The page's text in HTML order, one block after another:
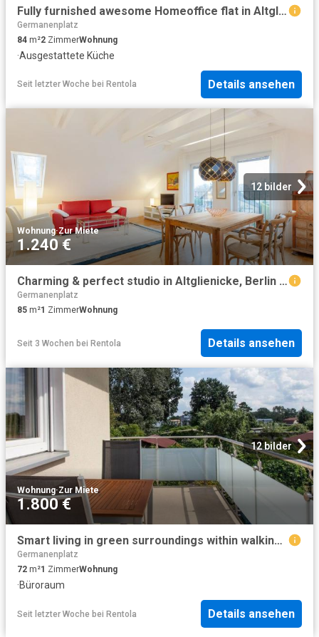
Fully furnished awesome Homeoffice flat in Altglienicke next to Station Grünau, Berlin Amsterdam Apartments for Rent
Germanenplatz
84 m²2 ZimmerWohnung
·Ausgestattete Küche
Seit letzter Woche bei Rentola Details ansehen
12 bilder
Wohnung·Zur Miete
1.240 €
Charming & perfect studio in Altglienicke, Berlin Amsterdam Apartments for Rent
Germanenplatz
85 m²1 ZimmerWohnung
Seit 3 Wochen bei Rentola Details ansehen
12 bilder
Wohnung·Zur Miete
1.800 €
Smart living in green surroundings within walking distance to Europe's largests technology park Adlershof, Berlin Amsterdam Apartments for Rent
Germanenplatz
72 m²1 ZimmerWohnung
·Büroraum
Seit letzter Woche bei Rentola Details ansehen